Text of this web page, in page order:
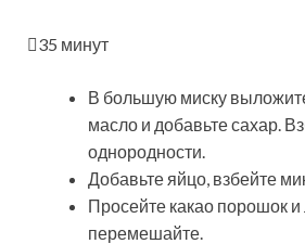
35 минут
В большую миску
масло и добавьте сахар.
однородности.
Добавьте яйцо, взбейте
Просейте какао порошок и
перемешайте.